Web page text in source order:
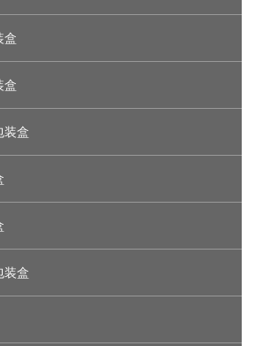
盒
盒
装盒
装盒